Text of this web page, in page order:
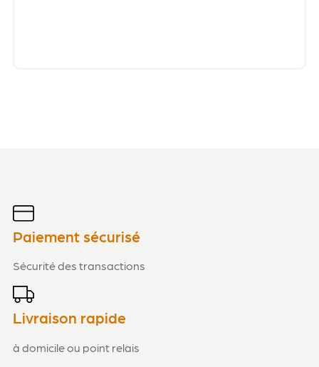
Paiement sécurisé
Sécurité des transactions
Livraison rapide
à domicile ou point relais